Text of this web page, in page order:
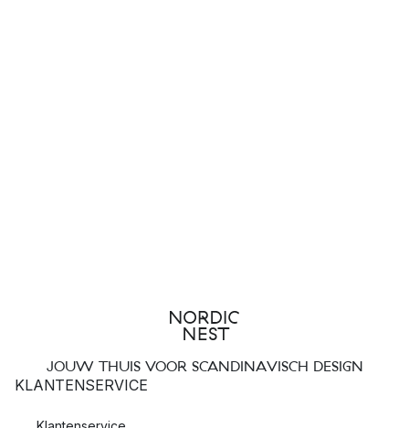
JOUW THUIS VOOR SCANDINAVISCH DESIGN
KLANTENSERVICE